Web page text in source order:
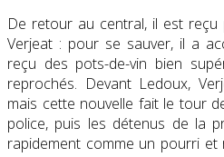
De retour au central, il est reçu
Verjeat : pour se sauver, il a
reçu des pots-de-vin bien
reprochés. Devant Ledoux,
mais cette nouvelle fait le tour
police, puis les détenus de la
rapidement comme un pourri